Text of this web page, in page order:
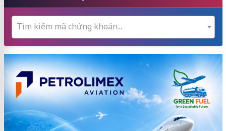
Tìm kiếm mã chứng khoán...